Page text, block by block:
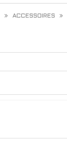
ACCESSOIRES